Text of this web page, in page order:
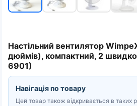
Настільний вентилятор
дюймів), компактний, 2
6901)
Навігація по товару
Цей товар також відкривається в таких